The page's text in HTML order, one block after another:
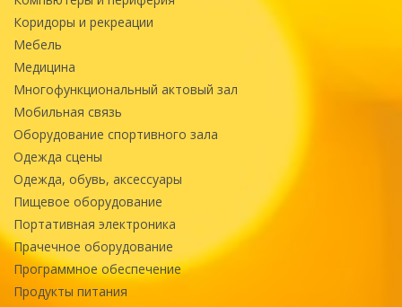
Коридоры и рекреации
Мебель
Медицина
Многофункциональный актовый зал
Мобильная связь
Оборудование спортивного зала
Одежда сцены
Одежда, обувь, аксессуары
Пищевое оборудование
Портативная электроника
Прачечное оборудование
Программное обеспечение
Продукты питания